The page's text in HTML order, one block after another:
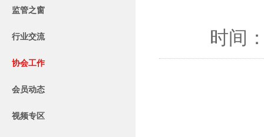
监管之窗
行业交流
协会工作
会员动态
视频专区
时间